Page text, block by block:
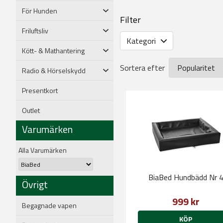
För Hunden
Friluftsliv
Kött- & Mathantering
Radio & Hörselskydd
Presentkort
Outlet
Varumärken
Alla Varumärken
Övrigt
Begagnade vapen
Bädden är designad för
Bed. Unna din hund att
Filter
Kategori
Sortera efter
BiaBed Hundbädd Nr 4
999 kr
KÖP